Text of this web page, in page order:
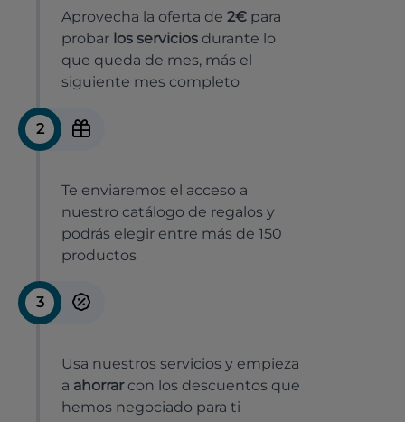
Aprovecha la oferta de 2€ para
probar los servicios durante lo
que queda de mes, más el
siguiente mes completo
2
Te enviaremos el acceso a
nuestro catálogo de regalos y
podrás elegir entre más de 150
productos
3
Usa nuestros servicios y empieza
a ahorrar con los descuentos que
hemos negociado para ti